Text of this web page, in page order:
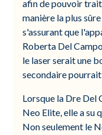
afin de pouvoir
manière la plus
s'assurant que
Roberta Del
le laser serait une
secondaire
Lorsque la Dre Del
Neo Elite, elle a su
Non seulement le